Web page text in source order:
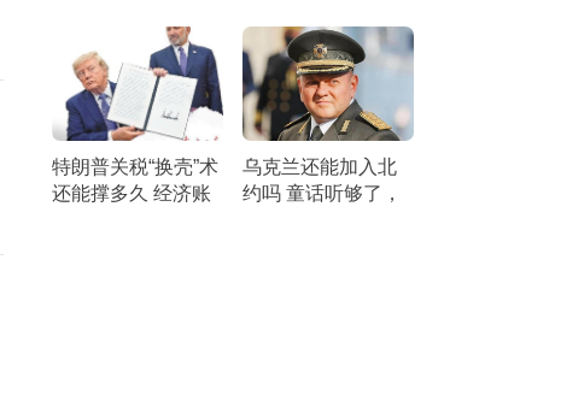
特朗普关税“换壳”术
还能撑多久 经济账
乌克兰还能加入北
约吗 童话听够了，